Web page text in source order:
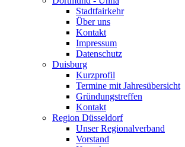
Stadtfairkehr
Über uns
Kontakt
Impressum
Datenschutz
Duisburg
Kurzprofil
Termine mit Jahresübersicht
Gründungstreffen
Kontakt
Region Düsseldorf
Unser Regionalverband
Vorstand